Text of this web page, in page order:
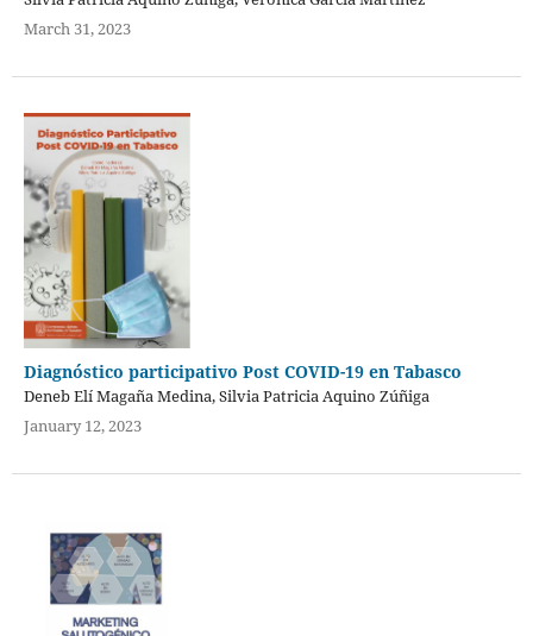
March 31, 2023
Diagnóstico participativo Post COVID-19 en Tabasco
Deneb Elí Magaña Medina, Silvia Patricia Aquino Zúñiga
January 12, 2023